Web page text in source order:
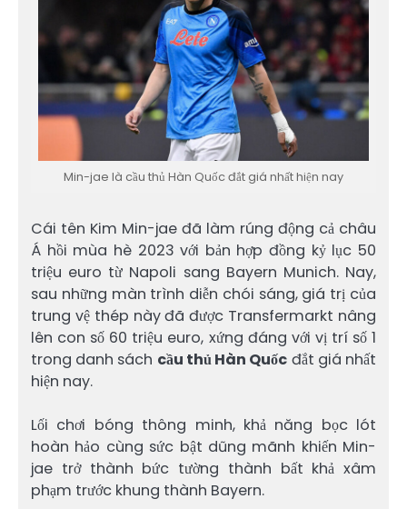
Min-jae là cầu thủ Hàn Quốc đắt giá nhất hiện nay
Cái tên Kim Min-jae đã làm rúng động cả châu
Á hồi mùa hè 2023 với bản hợp đồng kỷ lục 50
triệu euro từ Napoli sang Bayern Munich. Nay,
sau những màn trình diễn chói sáng, giá trị của
trung vệ thép này đã được Transfermarkt nâng
lên con số 60 triệu euro, xứng đáng với vị trí số 1
trong danh sách cầu thủ Hàn Quốc đắt giá nhất
hiện nay.
Lối chơi bóng thông minh, khả năng bọc lót
hoàn hảo cùng sức bật dũng mãnh khiến Min-
jae trở thành bức tường thành bất khả xâm
phạm trước khung thành Bayern.